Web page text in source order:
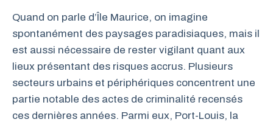
Quand on parle d’Île Maurice, on imagine
spontanément des paysages paradisiaques, mais il
est aussi nécessaire de rester vigilant quant aux
lieux présentant des risques accrus. Plusieurs
secteurs urbains et périphériques concentrent une
partie notable des actes de criminalité recensés
ces dernières années. Parmi eux, Port-Louis, la